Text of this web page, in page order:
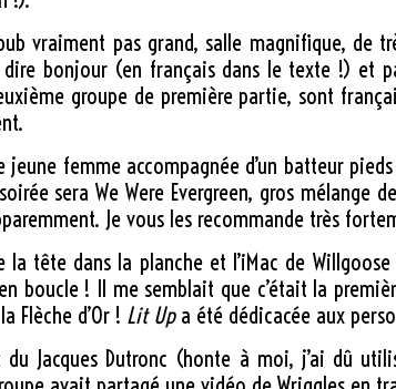
vraiment pas grand, salle magnifique, de
bonjour (en français dans le texte !) et
groupe de première partie, sont
jeune femme accompagnée d’un batteur
sera We Were Evergreen, gros
Je vous les recommande très
tête dans la planche et l’iMac de
boucle ! Il me semblait que c’était la
Flèche d’Or ! Lit Upa été dédicacée aux
Jacques Dutronc (honte à moi, j’ai dû